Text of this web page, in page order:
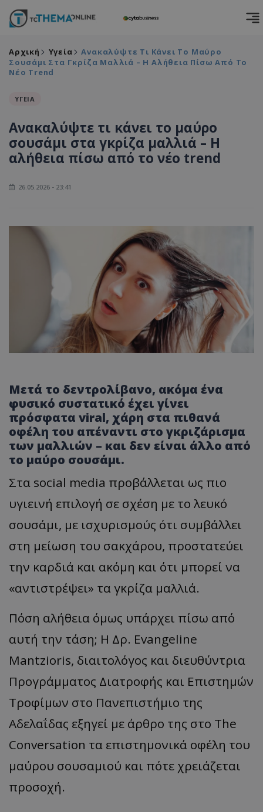
Αρχική Υγεία
Ανακαλύψτε Τι Κάνει Το Μαύρο
Σουσάμι Στα Γκρίζα Μαλλιά – Η Αλήθεια Πίσω Από Το
Νέο Trend
ΥΓΕΙΑ
Ανακαλύψτε τι κάνει το μαύρο
σουσάμι στα γκρίζα μαλλιά – Η
αλήθεια πίσω από το νέο trend
26.05.2026 - 23:41
Mετά το δεντρολίβανο, ακόμα ένα
φυσικό συστατικό έχει γίνει
πρόσφατα viral, χάρη στα πιθανά
οφέλη του απέναντι στο γκριζάρισμα
των μαλλιών – και δεν είναι άλλο από
το μαύρο σουσάμι.
Στα social media προβάλλεται ως πιο
υγιεινή επιλογή σε σχέση με το λευκό
σουσάμι, με ισχυρισμούς ότι συμβάλλει
στη μείωση του σακχάρου, προστατεύει
την καρδιά και ακόμη και ότι μπορεί να
«αντιστρέψει» τα γκρίζα μαλλιά.
Πόση αλήθεια όμως υπάρχει πίσω από
αυτή την τάση; Η Δρ. Evangeline
Mantzioris, διαιτολόγος και διευθύντρια
Προγράμματος Διατροφής και Επιστημών
Τροφίμων στο Πανεπιστήμιο της
Αδελαΐδας εξηγεί με άρθρο της στο The
Conversation τα επιστημονικά οφέλη του
μαύρου σουσαμιού και πότε χρειάζεται
προσοχή.